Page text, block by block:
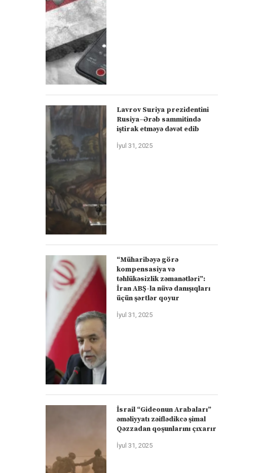
Lavrov Suriya prezidentini
Rusiya–Ərəb sammitində
iştirak etməyə dəvət edib
İyul 31, 2025
“Müharibəyə görə
kompensasiya və
təhlükəsizlik zəmanətləri”:
İran ABŞ-la nüvə danışıqları
üçün şərtlər qoyur
İyul 31, 2025
İsrail “Gideonun Arabaları”
əməliyyatı zəiflədikcə şimal
Qəzzadan qoşunlarını çıxarır
İyul 31, 2025